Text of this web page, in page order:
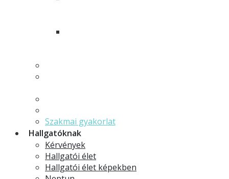
Szakmai gyakorlat
Hallgatóknak
Kérvények
Hallgatói élet
Hallgatói élet képekben